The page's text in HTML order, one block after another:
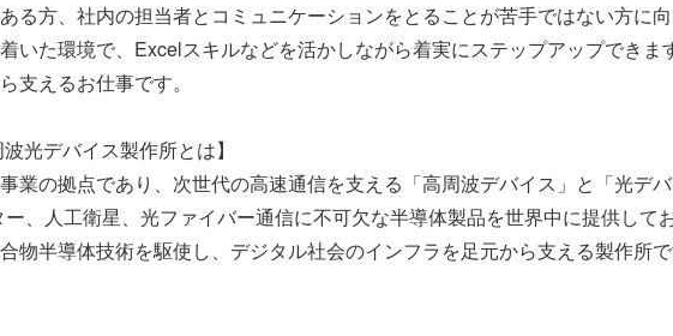
る方、社内の担当者とコミュニケーションをとることが苦手ではない方に向
いた環境で、Excelスキルなどを活かしながら着実にステップアップでき
支えるお仕事です。
光デバイス製作所とは】
業の拠点であり、次世代の高速通信を支える「高周波デバイス」と「光デ
、人工衛星、光ファイバー通信に不可欠な半導体製品を世界中に提供して
物半導体技術を駆使し、デジタル社会のインフラを足元から支える製作所で